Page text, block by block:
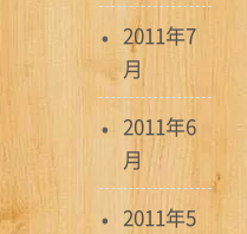
2011年7
月
2011年6
月
2011年5